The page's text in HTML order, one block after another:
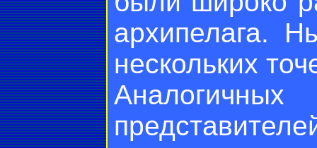
архипелага.
нескольких